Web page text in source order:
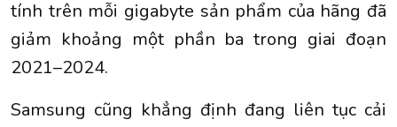
tính trên mỗi gigabyte sản phẩm của hãng đã
giảm khoảng một phần ba trong giai đoạn
2021–2024.
Samsung cũng khẳng định đang liên tục cải